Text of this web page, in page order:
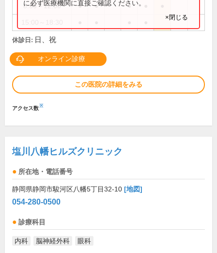
8:30～12:00 ● ● ●
に必ず医療機関に直接ご確認ください。
×閉じる
休診日: 日、祝
オンライン診療
この医院の詳細をみる
アクセス数※
塩川八幡ヒルズクリニック
所在地・電話番号
静岡県静岡市駿河区八幡5丁目32-10 [地図]
054-280-0500
診療科目
内科 脳神経外科 眼科